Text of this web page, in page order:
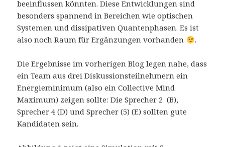
beeinflussen könnten. Diese Entwicklungen sind
besonders spannend in Bereichen wie optischen
Systemen und dissipativen Quantenphasen. Es ist
also noch Raum für Ergänzungen vorhanden
.
Die Ergebnisse im vorherigen Blog legen nahe, dass
ein Team aus drei Diskussionsteilnehmern ein
Energieminimum (also ein Collective Mind
Maximum) zeigen sollte: Die Sprecher 2 (B),
Sprecher 4 (D) und Sprecher (5) (E) sollten gute
Kandidaten sein.